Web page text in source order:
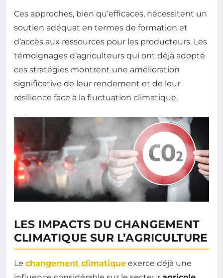
Ces approches, bien qu’efficaces, nécessitent un
soutien adéquat en termes de formation et
d’accès aux ressources pour les producteurs. Les
témoignages d’agriculteurs qui ont déjà adopté
ces stratégies montrent une amélioration
significative de leur rendement et de leur
résilience face à la fluctuation climatique.
LES IMPACTS DU CHANGEMENT
CLIMATIQUE SUR L’AGRICULTURE
Le changement climatique exerce déjà une